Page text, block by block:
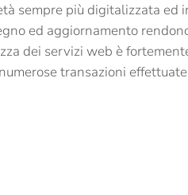
sempre più digitalizzata
ed aggiornamento
dei servizi web è
transazioni